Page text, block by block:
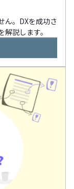
ん。DXを成功さ
説します。